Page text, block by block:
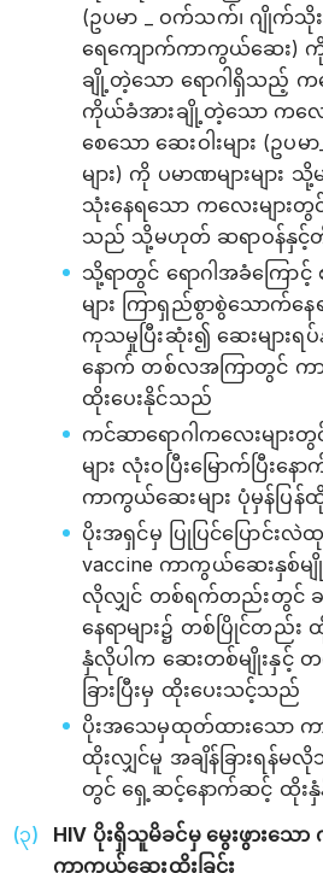
(ဥပမာ _ ‌ဝက်သက်၊ ဂျိုက်သို
ရေကျောက်ကာကွယ်ဆေး) ကို
ချို့တဲ့သော‌‌ ရောဂါရှိသည့် ကလေ
ကိုယ်ခံအားချို့တဲ့သော ကလေး
စေသော ဆေးဝါးများ (ဥ
များ) ကို ပမာဏများမျ
သုံးနေရသော ကလေးများတွ
သည် သို့မဟုတ် ဆရာဝန်နှင့်တို
သို့ရာတွင် ရောဂါအခံကြေ
များ ကြာရှည်စွာစွဲသောက်န
ကုသမှုပြီးဆုံး၍ ဆေးများရပ်
နောက် တစ်လအကြာတွင် ကာ
ထိုးပေးနိုင်သည်
ကင်ဆာရောဂါကလေးမျာ
များ လုံးဝပြီးမြောက်ပြီး
ကာကွယ်ဆေးများ ပုံမှန်ပြ
ပိုးအရှင်မှ ပြုပြင်ပြောင်
vaccine ကာကွယ်ဆေးနှစ်
လိုလျှင် တစ်ရက်တည်းတွင်
နေရာများ၌ တစ်ပြိုင်တည်
နှံလိုပါက ဆေးတစ်မျိုးနှင့် တ
ခြားပြီးမှ ထိုးပေးသင့်သည်
ပိုးအသေမှထုတ်ထားသော က
ထိုးလျှင်မူ အချိန်ခြားရ
တွင် ရှေ့ဆင့်နောက်ဆင့် ထိုး
HIV ပိုးရှိသူမိခင်မှ မွေးဖွားသော
ကာကွယ်ဆေးထိုးခြင်း